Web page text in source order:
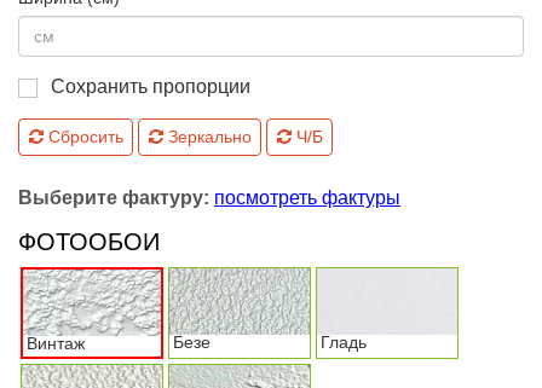
Сохранить пропорции
Сбросить Зеркально Ч/Б
Выберите фактуру: посмотреть фактуры
ФОТООБОИ
Винтаж Безе Гладь